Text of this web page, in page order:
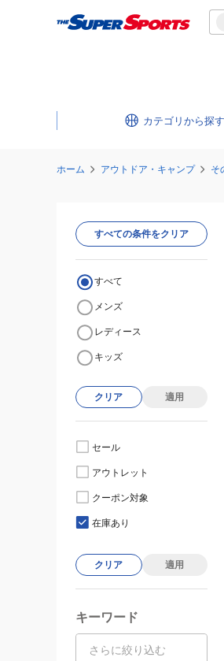
カテゴリ
ホーム アウトドア・キャンプ そ
すべての条件をクリア
すべて
メンズ
レディース
キッズ
クリア 適用
セール
アウトレット
クーポン対象
在庫あり
クリア 適用
キーワード